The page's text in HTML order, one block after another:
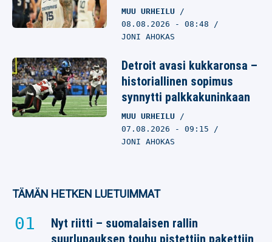
MUU URHEILU
08.08.2026 - 08:48
JONI AHOKAS
Detroit avasi kukkaronsa –
historiallinen sopimus
synnytti palkkakuninkaan
MUU URHEILU
07.08.2026 - 09:15
JONI AHOKAS
TÄMÄN HETKEN LUETUIMMAT
Nyt riitti – suomalaisen rallin
suurlupauksen touhu pistettiin pakettiin